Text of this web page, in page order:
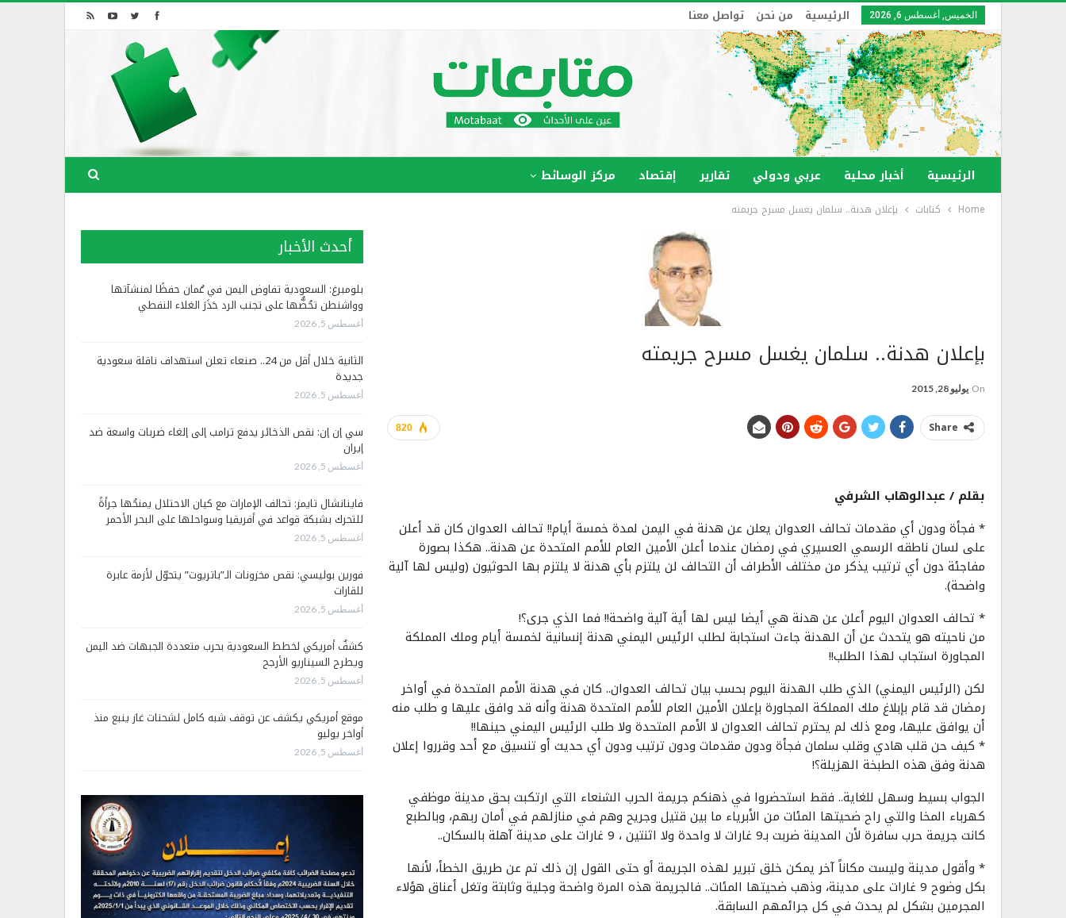
الخميس, أغسطس 6, 2026 الرئيسية من نحن تواصل معنا
الرئيسية أخبار محلية عربي ودولي تقارير إقتصاد مركز الوسائط
Home كتابات بإعلان هدنة.. سلمان يغسل مسرح جريمته
بإعلان هدنة.. سلمان يغسل مسرح جريمته
On يوليو 28, 2015
820 Share
بقلم / عبدالوهاب الشرفي
* فجأة ودون أي مقدمات تحالف العدوان يعلن عن هدنة في اليمن لمدة خمسة أيام!! تحالف العدوان كان قد أعلن
على لسان ناطقه الرسمي العسيري في رمضان عندما أعلن الأمين العام للأمم المتحدة عن هدنة.. هكذا بصورة
مفاجئة دون أي ترتيب يذكر من مختلف الأطراف أن التحالف لن يلتزم بأي هدنة لا يلتزم بها الحوثيون (وليس لها آلية
واضحة).
* تحالف العدوان اليوم أعلن عن هدنة هي أيضا ليس لها أية آلية واضحة!! فما الذي جرى؟!
من ناحيته هو يتحدث عن أن الهدنة جاءت استجابة لطلب الرئيس اليمني هدنة إنسانية لخمسة أيام وملك المملكة
المجاورة استجاب لهذا الطلب!!
لكن (الرئيس اليمني) الذي طلب الهدنة اليوم بحسب بيان تحالف العدوان.. كان في هدنة الأمم المتحدة في أواخر
رمضان قد قام بإبلاغ ملك المملكة المجاورة بإعلان الأمين العام للأمم المتحدة هدنة وأنه قد وافق عليها و طلب منه
أن يوافق عليها، ومع ذلك لم يحترم تحالف العدوان لا الأمم المتحدة ولا طلب الرئيس اليمني حينها!!
* كيف حن قلب هادي وقلب سلمان فجأة ودون مقدمات ودون ترتيب ودون أي حديث أو تنسيق مع أحد وقرروا إعلان
هدنة وفق هذه الطبخة الهزيلة؟!
الجواب بسيط وسهل للغاية.. فقط استحضروا في ذهنكم جريمة الحرب الشنعاء التي ارتكبت بحق مدينة موظفي
كهرباء المخا والتي راح ضحيتها المئات من الأبرياء ما بين قتيل وجريح وهم في منازلهم في أمان ربهم، وبالطبع
كانت جريمة حرب سافرة لأن المدينة ضربت بـ9 غارات لا واحدة ولا اثنتين ، 9 غارات على مدينة آهلة بالسكان..
* وأقول مدينة وليست مكاناً آخر يمكن خلق تبرير لهذه الجريمة أو حتى القول إن ذلك تم عن طريق الخطأ، لأنها
بكل وضوح 9 غارات على مدينة، وذهب ضحيتها المئات.. فالجريمة هذه المرة واضحة وجلية وثابتة وتغل أعناق هؤلاء
المجرمين بشكل لم يحدث في كل جرائمهم السابقة.
أحدث الأخبار
بلومبرغ: السعودية تفاوض اليمن في عُمان حفظًا لمنشآتها
وواشنطن تحُضُّها على تجنب الرد حَذَرَ الغلاء النفطي
أغسطس 5, 2026
الثانية خلال أقل من 24.. صنعاء تعلن استهداف ناقلة سعودية
جديدة
أغسطس 5, 2026
سي إن إن: نقص الذخائر يدفع ترامب إلى إلغاء ضربات واسعة ضد
إيران
أغسطس 5, 2026
فاينانشال تايمز: تحالف الإمارات مع كيان الاحتلال يمنحُها جرأةً
للتحرك بشبكة قواعد في أفريقيا وسواحلها على البحر الأحمر
أغسطس 5, 2026
فورين بوليسي: نقص مخزونات الـ”باتريوت” يتحوّل لأزمة عابرة
للقارات
أغسطس 5, 2026
كشفٌ أمريكي لخطط السعودية بحرب متعددة الجبهات ضد اليمن
ويطرح السيناريو الأرجح
أغسطس 5, 2026
موقع أمريكي يكشف عن توقف شبه كامل لشحنات غاز ينبع منذ
أواخر يوليو
أغسطس 5, 2026